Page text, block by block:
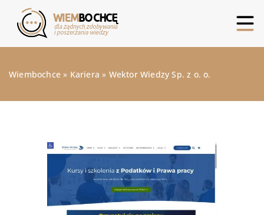
Wiembochce » Kariera » Wektor Wiedzy Sp. z o. o.